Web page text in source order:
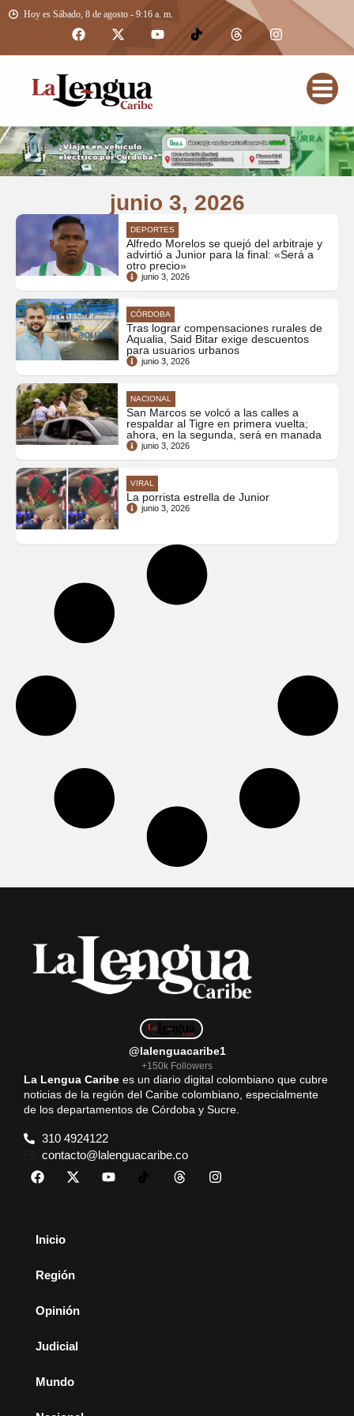
Hoy es Sábado, 8 de agosto - 9:16 a. m.
junio 3, 2026
DEPORTES
Alfredo Morelos se quejó del arbitraje y
advirtió a Junior para la final: «Será a
otro precio»
junio 3, 2026
CÓRDOBA
Tras lograr compensaciones rurales de
Aqualia, Said Bitar exige descuentos
para usuarios urbanos
junio 3, 2026
NACIONAL
San Marcos se volcó a las calles a
respaldar al Tigre en primera vuelta;
ahora, en la segunda, será en manada
junio 3, 2026
VIRAL
La porrista estrella de Junior
junio 3, 2026
@lalenguacaribe1
+150k Followers
La Lengua Caribe es un diario digital colombiano que cubre
noticias de la región del Caribe colombiano, especialmente
de los departamentos de Córdoba y Sucre.
310 4924122
contacto@lalenguacaribe.co
Inicio
Región
Opinión
Judicial
Mundo